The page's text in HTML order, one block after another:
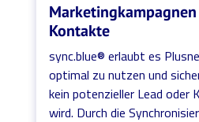
Kontakte
sync.blue® erlaubt es
optimal zu nutzen und
kein potenzieller Lead oder
wird. Durch die